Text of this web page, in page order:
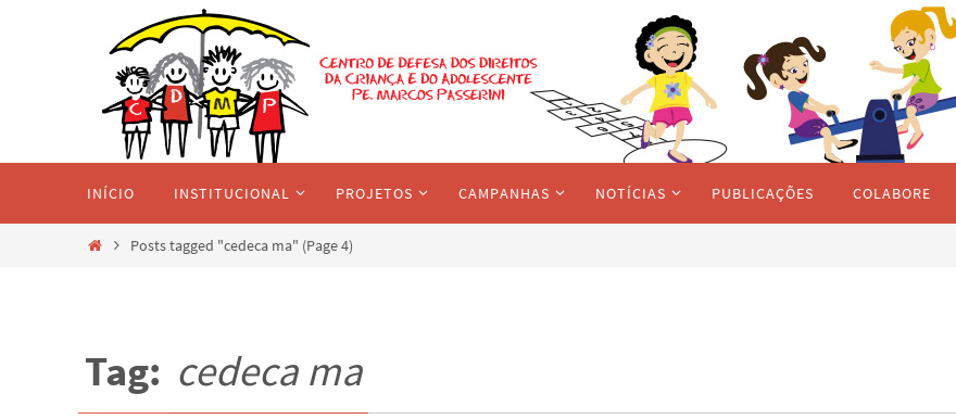
content
INÍCIO INSTITUCIONAL PROJETOS CAMPANHAS NOTÍCIAS PUBLICAÇÕES COLABORE
HomePosts tagged "cedeca ma" (Page 4)
Tag: cedeca ma